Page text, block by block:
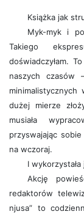
Książka jak
Myk-myk i po
Takiego
doświadczyłam.
naszych czasów
dużej mierze
musiała
przyswajając
na wczoraj.
I wykorzystała
Akcję
redaktorów
njusa” to